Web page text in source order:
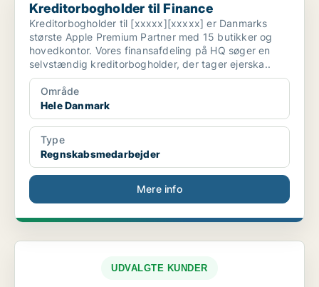
Kreditorbogholder til Finance
Kreditorbogholder til [xxxxx][xxxxx] er Danmarks
største Apple Premium Partner med 15 butikker og
hovedkontor. Vores finansafdeling på HQ søger en
selvstændig kreditorbogholder, der tager ejerska..
Område
Hele Danmark
Type
Regnskabsmedarbejder
Mere info
UDVALGTE KUNDER